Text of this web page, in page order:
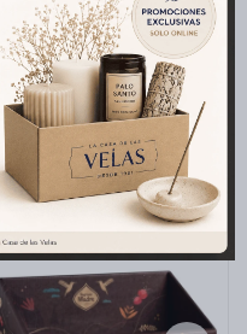
interesar